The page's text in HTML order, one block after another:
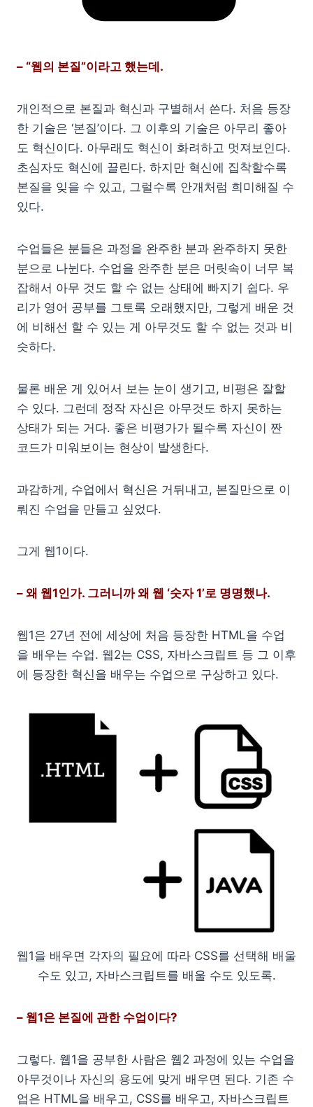
– “웹의 본질”이라고 했는데.
개인적으로 본질과 혁신과 구별해서 쓴다. 처음 등장
한 기술은 ‘본질’이다. 그 이후의 기술은 아무리 좋아
도 혁신이다. 아무래도 혁신이 화려하고 멋져보인다.
초심자도 혁신에 끌린다. 하지만 혁신에 집착할수록
본질을 잊을 수 있고, 그럴수록 안개처럼 희미해질 수
있다.
수업들은 분들은 과정을 완주한 분과 완주하지 못한
분으로 나뉜다. 수업을 완주한 분은 머릿속이 너무 복
잡해서 아무 것도 할 수 없는 상태에 빠지기 쉽다. 우
리가 영어 공부를 그토록 오래했지만, 그렇게 배운 것
에 비해선 할 수 있는 게 아무것도 할 수 없는 것과 비
슷하다.
물론 배운 게 있어서 보는 눈이 생기고, 비평은 잘할
수 있다. 그런데 정작 자신은 아무것도 하지 못하는
상태가 되는 거다. 좋은 비평가가 될수록 자신이 짠
코드가 미워보이는 현상이 발생한다.
과감하게, 수업에서 혁신은 거뒤내고, 본질만으로 이
뤄진 수업을 만들고 싶었다.
그게 웹1이다.
– 왜 웹1인가. 그러니까 왜 웹 ‘숫자 1’로 명명했나.
웹1은 27년 전에 세상에 처음 등장한 HTML을 수업
을 배우는 수업. 웹2는 CSS, 자바스크립트 등 그 이후
에 등장한 혁신을 배우는 수업으로 구상하고 있다.
웹1을 배우면 각자의 필요에 따라 CSS를 선택해 배울
수도 있고, 자바스크립트를 배울 수도 있도록.
– 웹1은 본질에 관한 수업이다?
그렇다. 웹1을 공부한 사람은 웹2 과정에 있는 수업을
아무것이나 자신의 용도에 맞게 배우면 된다. 기존 수
업은 HTML을 배우고, CSS를 배우고, 자바스크립트